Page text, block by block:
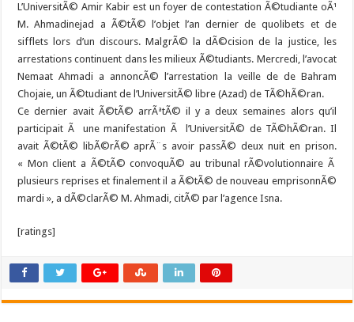
L’UniversitÃ© Amir Kabir est un foyer de contestation Ã©tudiante oÃ¹
M. Ahmadinejad a Ã©tÃ© l’objet l’an dernier de quolibets et de
sifflets lors d’un discours. MalgrÃ© la dÃ©cision de la justice, les
arrestations continuent dans les milieux Ã©tudiants. Mercredi, l’avocat
Nemaat Ahmadi a annoncÃ© l’arrestation la veille de de Bahram
Chojaie, un Ã©tudiant de l’UniversitÃ© libre (Azad) de TÃ©hÃ©ran.
Ce dernier avait Ã©tÃ© arrÃªtÃ© il y a deux semaines alors qu’il
participait Ã une manifestation Ã l’UniversitÃ© de TÃ©hÃ©ran. Il
avait Ã©tÃ© libÃ©rÃ© aprÃ¨s avoir passÃ© deux nuit en prison.
« Mon client a Ã©tÃ© convoquÃ© au tribunal rÃ©volutionnaire Ã
plusieurs reprises et finalement il a Ã©tÃ© de nouveau emprisonnÃ©
mardi », a dÃ©clarÃ© M. Ahmadi, citÃ© par l’agence Isna.
[ratings]